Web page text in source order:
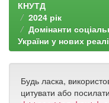
КНУТД
2024 рік
Домінанти
України у нових
Будь ласка,
цитувати або